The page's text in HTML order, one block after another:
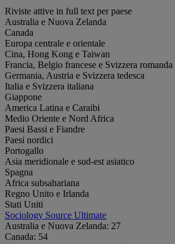
Riviste attive in full text per paese
Australia e Nuova Zelanda
Canada
Europa centrale e orientale
Cina, Hong Kong e Taiwan
Francia, Belgio francese e Svizzera romanda
Germania, Austria e Svizzera tedesca
Italia e Svizzera italiana
Giappone
America Latina e Caraibi
Medio Oriente e Nord Africa
Paesi Bassi e Fiandre
Paesi nordici
Portogallo
Asia meridionale e sud-est asiatico
Spagna
Africa subsahariana
Regno Unito e Irlanda
Stati Uniti
Sociology Source Ultimate
Australia e Nuova Zelanda: 27
Canada: 54